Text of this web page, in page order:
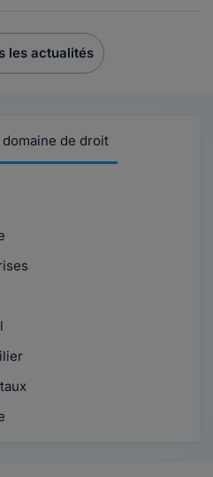
les actualités
de droit